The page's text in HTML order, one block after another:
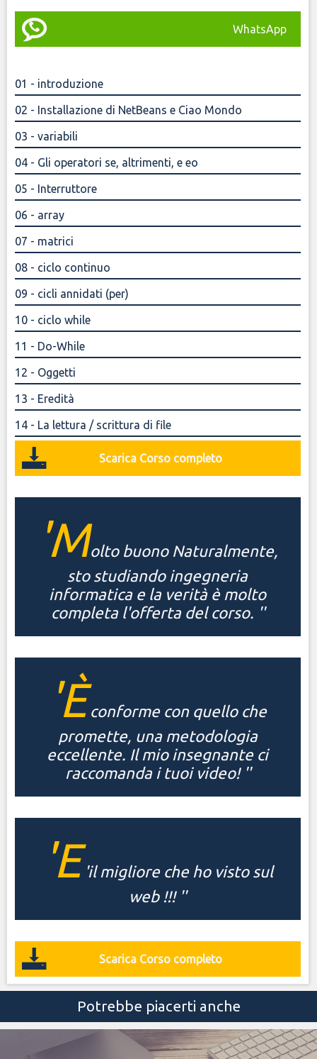
WhatsApp
01 - introduzione
02 - Installazione di NetBeans e Ciao Mondo
03 - variabili
04 - Gli operatori se, altrimenti, e eo
05 - Interruttore
06 - array
07 - matrici
08 - ciclo continuo
09 - cicli annidati (per)
10 - ciclo while
11 - Do-While
12 - Oggetti
13 - Eredità
14 - La lettura / scrittura di file
Scarica Corso completo
'Molto buono Naturalmente,
sto studiando ingegneria
informatica e la verità è molto
completa l'offerta del corso. ''
'È conforme con quello che
promette, una metodologia
eccellente. Il mio insegnante ci
raccomanda i tuoi video! ''
'E'il migliore che ho visto sul
web !!! ''
Scarica Corso completo
Potrebbe piacerti anche